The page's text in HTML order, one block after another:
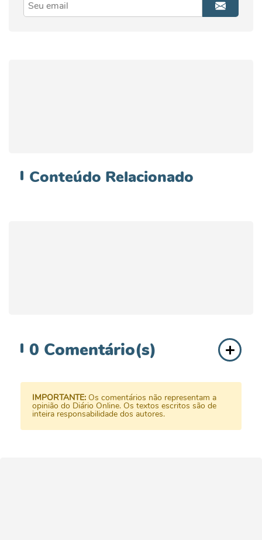
Conteúdo Relacionado
0 Comentário(s)
IMPORTANTE: Os comentários não representam a
opinião do Diário Online. Os textos escritos são de
inteira responsabilidade dos autores.